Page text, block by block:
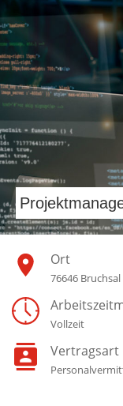
Ort
76646 Bruchsal
Vollzeit
Vertragsart